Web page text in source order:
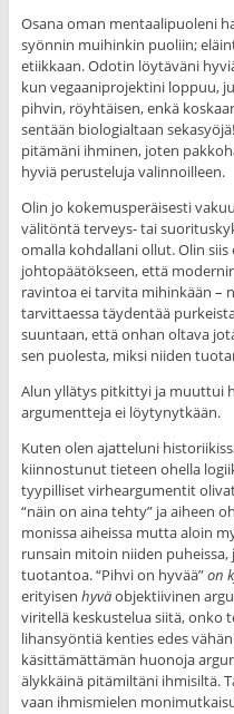
Osana oman mentaalipuoleni
syönnin muihinkin puoliin;
etiikkaan. Odotin löytäväni
kun vegaaniprojektini loppuu,
pihvin, röyhtäisen, enkä
sentään biologialtaan
pitämäni ihminen, joten
hyviä perusteluja valinnoilleen.
Olin jo kokemusperäisesti
välitöntä terveys- tai
omalla kohdallani ollut. Olin
johtopäätökseen, että
ravintoa ei tarvita mihinkään –
tarvittaessa täydentää
suuntaan, että onhan oltava
sen puolesta, miksi niiden
Alun yllätys pitkittyi ja muuttui
argumentteja ei löytynytkään.
Kuten olen ajatteluni
kiinnostunut tieteen ohella
tyypilliset virheargumentit
“näin on aina tehty” ja aiheen
monissa aiheissa mutta aloin
runsain mitoin niiden
tuotantoa. “Pihvi on hyvää”on
erityisen hyväobjektiivinen
viritellä keskustelua siitä, onko
lihansyöntiä kenties edes
käsittämättämän huonoja
älykkäinä pitämiltäni ihmisiltä.
vaan ihmismielen